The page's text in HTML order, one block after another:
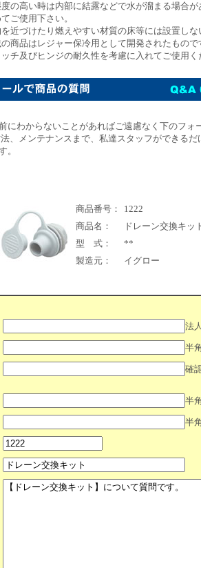
の高い時は内部に結露などで水が溜まる場合
ご使用下さい。
近づけたり燃えやすい材質の床等には設置し
商品はレジャー保冷用として開発されたもの
チ及びヒンジの耐久性を考慮に入れてご使用く
にわからないことがあればご遠慮なく下のフォ
、メンテナンスまで、私達スタッフができる
。
商品番号：
1222
商品名：
ドレーン交換キッ
型 式：
**
製造元：
イグロー
法
半
確
半
半